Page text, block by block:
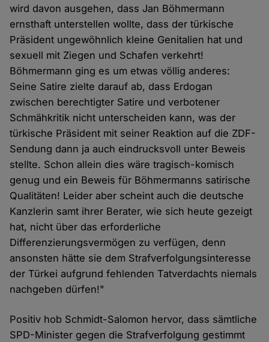
wird davon ausgehen, dass Jan Böhmermann
ernsthaft unterstellen wollte, dass der türkische
Präsident ungewöhnlich kleine Genitalien hat und
sexuell mit Ziegen und Schafen verkehrt!
Böhmermann ging es um etwas völlig anderes:
Seine Satire zielte darauf ab, dass Erdogan
zwischen berechtigter Satire und verbotener
Schmähkritik nicht unterscheiden kann, was der
türkische Präsident mit seiner Reaktion auf die ZDF-
Sendung dann ja auch eindrucksvoll unter Beweis
stellte. Schon allein dies wäre tragisch-komisch
genug und ein Beweis für Böhmermanns satirische
Qualitäten! Leider aber scheint auch die deutsche
Kanzlerin samt ihrer Berater, wie sich heute gezeigt
hat, nicht über das erforderliche
Differenzierungsvermögen zu verfügen, denn
ansonsten hätte sie dem Strafverfolgungsinteresse
der Türkei aufgrund fehlenden Tatverdachts niemals
nachgeben dürfen!"
Positiv hob Schmidt-Salomon hervor, dass sämtliche
SPD-Minister gegen die Strafverfolgung gestimmt